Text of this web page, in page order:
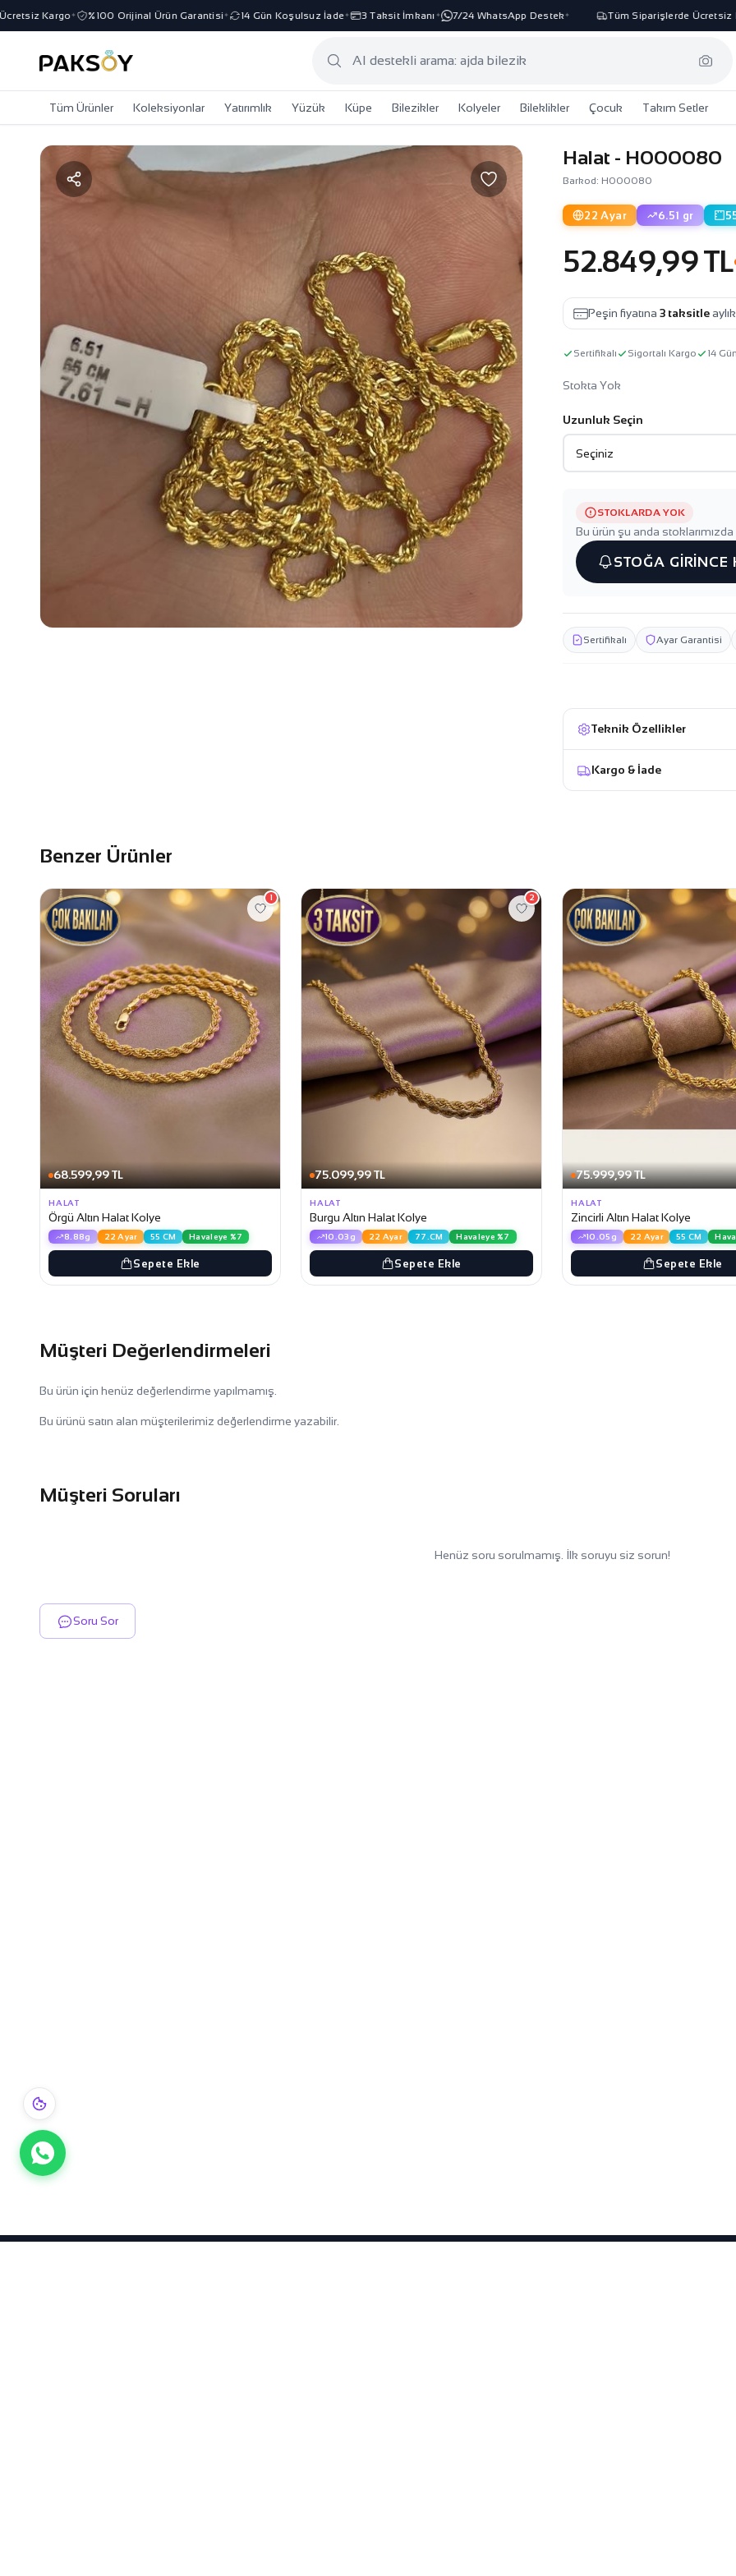
Kargo✦ %100 Orijinal Ürün Garantisi✦ 14 Gün Koşulsuz İade✦ 3 Taksit İmkanı✦ 7/24 WhatsApp Destek✦ Tüm Siparişlerde Ücretsiz
Tüm Ürünler Koleksiyonlar Yatırımlık Yüzük Küpe Bilezikler Kolyeler Bileklikler Çocuk Takım Setler
Halat - H000080
Barkod: H000080
22 Ayar 6.51 gr
52.849,99 TL
Peşin fiyatına3 taksitle aylık
Sertifikalı Sigortalı Kargo 14
Stokta Yok
Uzunluk Seçin
STOKLARDA YOK
Bu ürün şu anda
STOĞA GİRİNCE
Sertifikalı Ayar Garantisi
Teknik Özellikler
Kargo & İade
Benzer Ürünler
68.599,99 TL
1
HALAT
Örgü Altın Halat Kolye
8.88g 22 Ayar 55 CM Havaleye %7
Sepete Ekle
75.099,99 TL
2
HALAT
Burgu Altın Halat Kolye
10.03g 22 Ayar 77.CM Havaleye %7
Sepete Ekle
75.999,99 TL
HALAT
Zincirli Altın Halat Kolye
10.05g 22 Ayar 55 CM
Sepete Ekle
Müşteri Değerlendirmeleri
Bu ürün için henüz değerlendirme yapılmamış.
Bu ürünü satın alan müşterilerimiz değerlendirme yazabilir.
Müşteri Soruları
Henüz soru sorulmamış. İlk soruyu siz sorun!
Soru Sor